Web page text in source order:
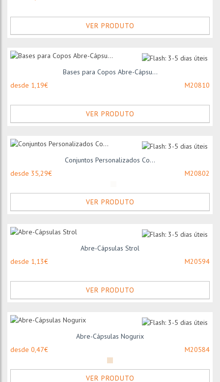
VER PRODUTO
Bases para Copos Abre-Cápsu...
desde 1,19€
M20810
VER PRODUTO
Conjuntos Personalizados Co...
desde 35,29€
M20802
VER PRODUTO
Abre-Cápsulas Strol
desde 1,13€
M20594
VER PRODUTO
Abre-Cápsulas Nogurix
desde 0,47€
M20584
VER PRODUTO